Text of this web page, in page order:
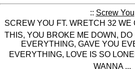
:: Screw You
SCREW YOU FT. WRETCH 32 WE
THIS, YOU BROKE ME DOWN,
EVERYTHING, GAVE YOU
EVERYTHING, LOVE IS SO
WANNA ...